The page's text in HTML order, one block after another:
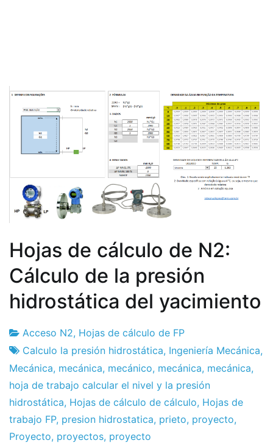
Hojas de cálculo de N2:
Cálculo de la presión
hidrostática del yacimiento
Fábrica
de
proyectos
29
el
julio
el
2019
Acceso N2, Hojas de cálculo de FP
Calculo la presión hidrostática, Ingeniería Mecánica,
Mecánica, mecánica, mecánico, mecánica, mecánica,
hoja de trabajo calcular el nivel y la presión
hidrostática, Hojas de cálculo de cálculo, Hojas de
trabajo FP, presion hidrostatica, prieto, proyecto,
Proyecto, proyectos, proyecto